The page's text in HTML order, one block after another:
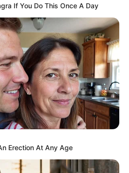
อนนี้ ขยันขันแข็งผิดหูผิดตา เป็น
ะกำหนดเป้าหมายให้ตัวเองได้
นลง หงุดหงิดง่าย ส่วนหนึ่งเป็น
นเสียงซุบซิบนินทา หากรู้จัก
การณ์ดีขึ้น การงานติดๆ ขัดๆ ไม่
If You Do This Once A Day
Erection At Any Age